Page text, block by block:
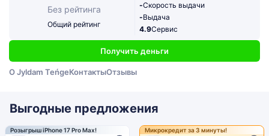
Без рейтинга
Общий рейтинг
-Скорость выдачи
-Выдача
4.9Сервис
Получить деньги
О Jyldam TeńgeКонтактыОтзывы
Выгодные предложения
Розыгрыш iPhone 17 Pro Max! Микрокредит за 3 минуты!